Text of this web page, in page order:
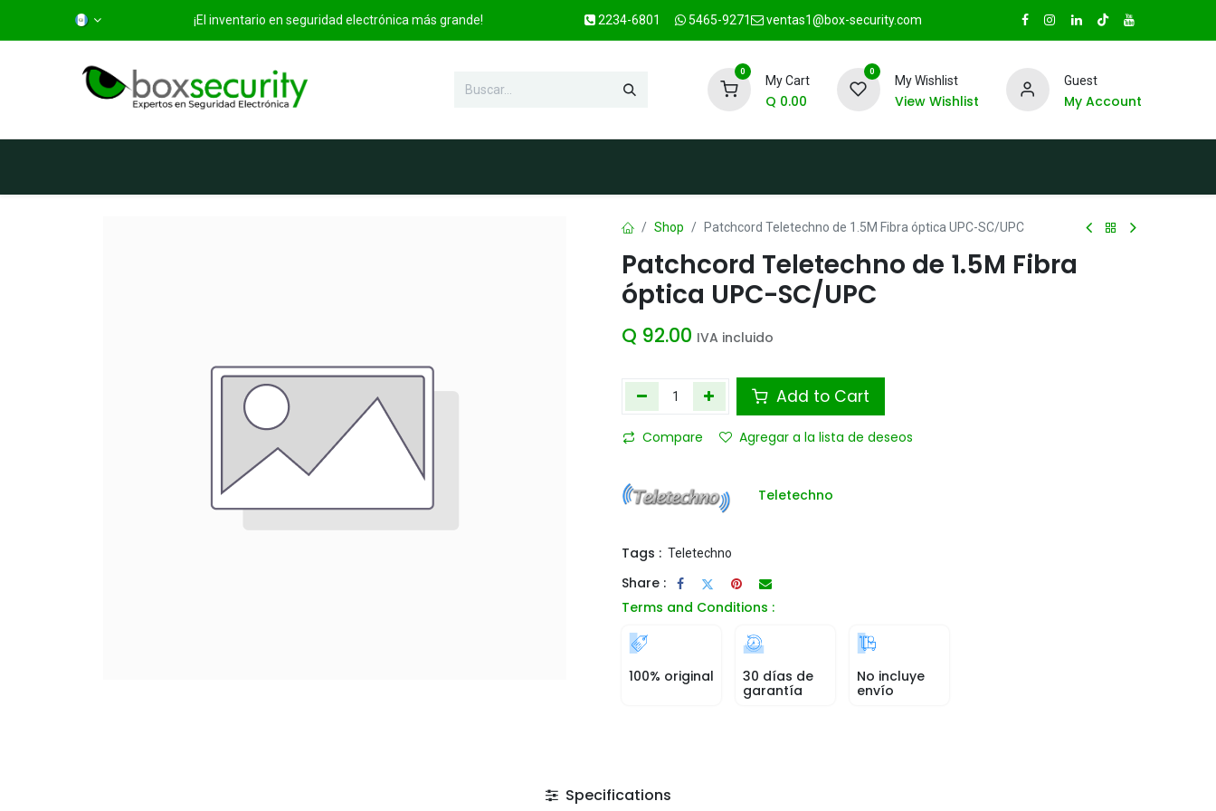
¡El inventario en seguridad electrónica más grande! 2234-6801 5465-9271 ventas1@box-security.com
0
My Cart
Q 0.00
0
My Wishlist
View Wishlist
Guest
My Account
Shop Patchcord Teletechno de 1.5M Fibra óptica UPC-SC/UPC
Patchcord Teletechno de 1.5M Fibra
óptica UPC-SC/UPC
Q 92.00 IVA incluido
Add to Cart
Compare Agregar a la lista de deseos
Teletechno
Tags : Teletechno
Share :
Terms and Conditions :
100% original
30 días de
garantía
No incluye
envío
Specifications